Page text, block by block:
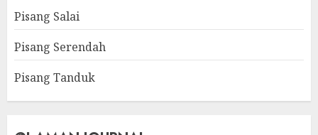
Pisang Salai
Pisang Serendah
Pisang Tanduk